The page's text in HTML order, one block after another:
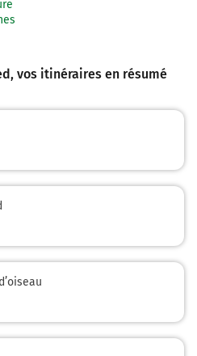
, vos itinéraires en résumé